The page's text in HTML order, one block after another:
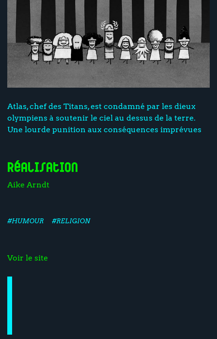
Atlas, chef des Titans, est condamné par les dieux
olympiens à soutenir le ciel au dessus de la terre.
Une lourde punition aux conséquences imprévues
Réalisation
Aike Arndt
#HUMOUR #RELIGION
Voir le site